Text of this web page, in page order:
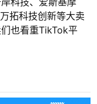
拓科技创新等大卖
也看重TikTok平